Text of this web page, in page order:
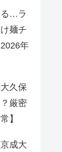
る…ラ
麺チ
年
久保
厳密
】
成大